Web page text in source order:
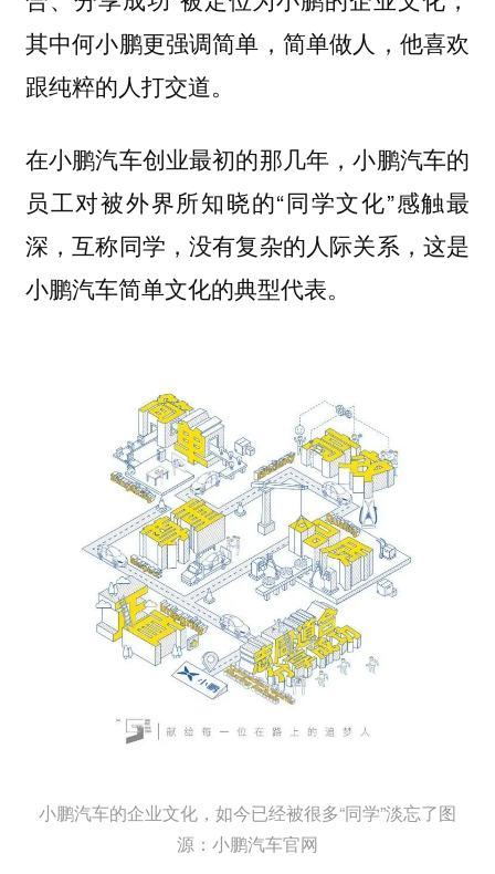
其中何小鹏更强调简单，简单做人，他喜欢
跟纯粹的人打交道。
在小鹏汽车创业最初的那几年，小鹏汽车的
员工对被外界所知晓的“同学文化”感触最
深，互称同学，没有复杂的人际关系，这是
小鹏汽车简单文化的典型代表。
小鹏汽车的企业文化，如今已经被很多“同学”淡忘了图
源：小鹏汽车官网